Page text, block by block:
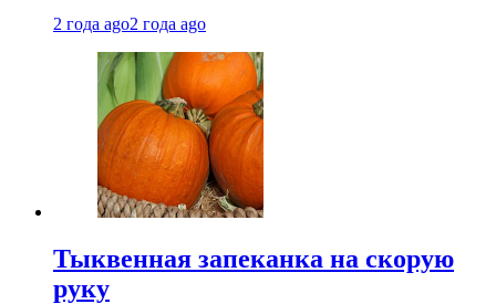
2 года ago2 года ago
Тыквенная запеканка на скорую
руку